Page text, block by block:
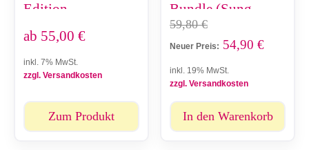
Edition
ab 55,00 €
inkl. 7% MwSt.
zzgl. Versandkosten
Zum Produkt
Bundle (Sung
Jinwoo & Cha Hae-
In)
59,80€
Neuer Preis: 54,90 €
inkl. 19% MwSt.
zzgl. Versandkosten
In den Warenkorb